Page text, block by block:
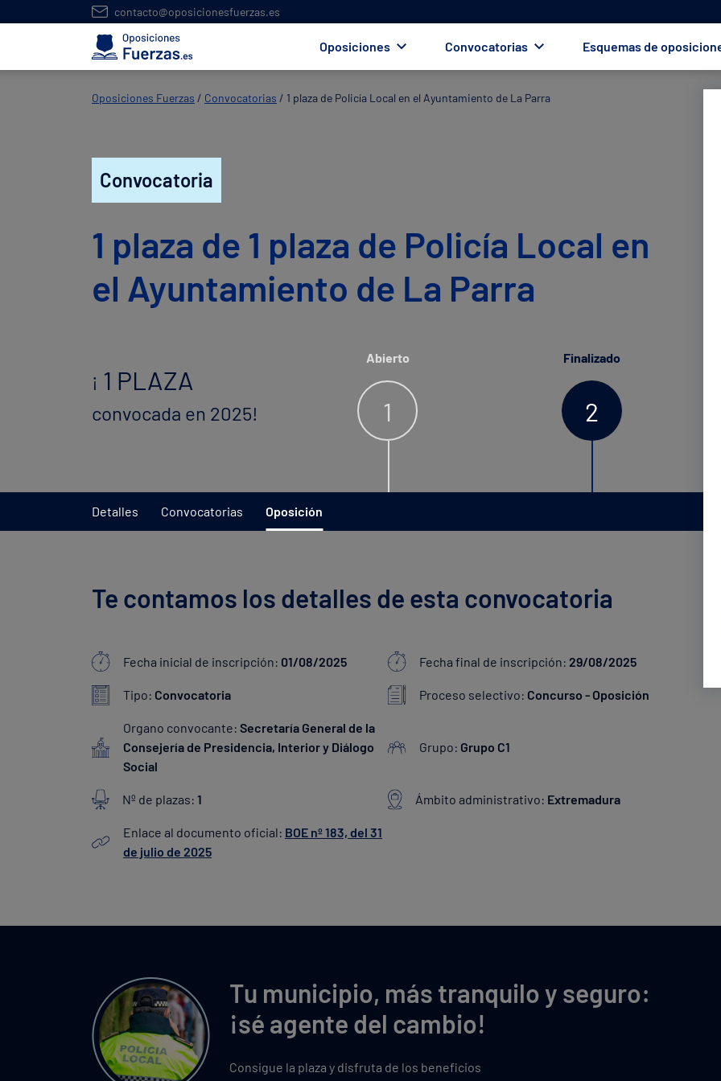
contacto@oposicionesfuerzas.es
Oposiciones Convocatorias Esquemas de
Oposiciones Fuerzas / Convocatorias / 1 plaza de Policía Local en el Ayuntamiento de La Parra
Convocatoria
1 plaza de 1 plaza de Policía Local en
el Ayuntamiento de La Parra
¡ 1 PLAZA
convocada en 2025!
Abierto
1
Finalizado
2
Detalles Convocatorias Oposición
Te contamos los detalles de esta convocatoria
Fecha inicial de inscripción: 01/08/2025 Fecha final de inscripción: 29/08/2025
Tipo: Convocatoria Proceso selectivo: Concurso - Oposición
Organo convocante: Secretaría General de la
Consejería de Presidencia, Interior y Diálogo
Social
Grupo: Grupo C1
Nº de plazas: 1 Ámbito administrativo: Extremadura
Enlace al documento oficial: BOE nº 183, del 31
de julio de 2025
Tu municipio, más tranquilo y seguro:
¡sé agente del cambio!
Consigue la plaza y disfruta de los beneficios